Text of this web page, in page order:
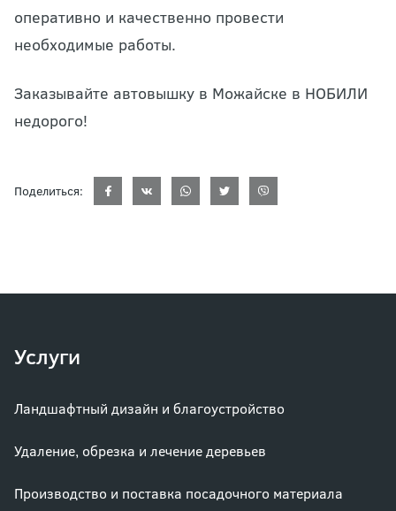
оперативно и качественно провести
необходимые работы.
Заказывайте автовышку в Можайске в НОБИЛИ
недорого!
Поделиться:
Услуги
Ландшафтный дизайн и благоустройство
Удаление, обрезка и лечение деревьев
Производство и поставка посадочного материала